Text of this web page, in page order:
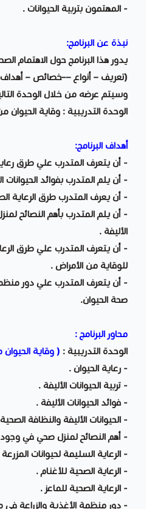
- المهتمون بتربية الحيوانات .
نبذة عن البرنامج:
يدور هذا البرنامج حول الاهتمام
(تعريف – أنواع ––خصائص – أهداف
وسيتم عرضه من خلال الوحدة
الوحدة التدريبية : وقاية الحيوان
أهداف البرنامج:
- أن يتعرف المتدرب علي طرق
- أن يلم المتدرب بفوائد الحيوانات
- أن يعرف المتدرب طرق الرعاية
- أن يلم المتدرب بأهم النصائح
الأليفة .
- أن يتعرف المتدرب علي طرق
للوقاية من الأمراض .
- أن يتعرف المتدرب علي دور
صحة الحيوان.
محاور البرنامج :
الوحدة التدريبية : ( وقاية
- رعاية الحيوان .
- تربية الحيوانات الأليفة .
- فوائد الحيوانات الأليفة .
- الحيوانات الأليفة والنظافة
- أهم النصائح لمنزل صحي في وجود
- الرعاية السليمة لحيوانات
- الرعاية الصحية للأغنام .
- الرعاية الصحية للماعز .
- دور منظمة الأغذية والزراعة في